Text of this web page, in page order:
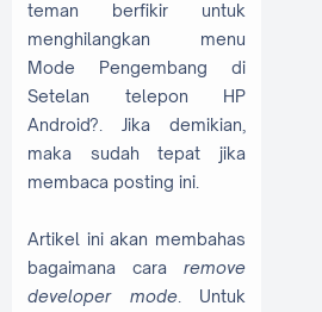
teman berfikir untuk
menghilangkan menu
Mode Pengembang di
Setelan telepon HP
Android?. Jika demikian,
maka sudah tepat jika
membaca posting ini.
Artikel ini akan membahas
bagaimana cara remove
developer mode. Untuk